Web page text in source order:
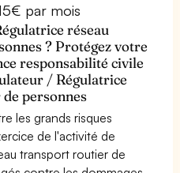
par mois
réseau
? Protégez votre
responsabilité civile
/ Régulatrice
personnes
les grands risques
de l'activité de
transport routier de